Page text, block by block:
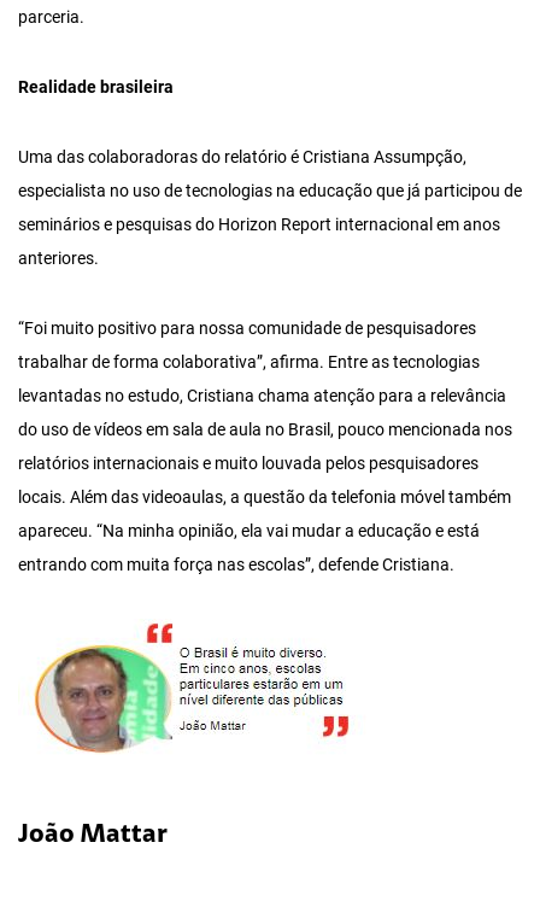
parceria.
Realidade brasileira
Uma das colaboradoras do relatório é Cristiana Assumpção,
especialista no uso de tecnologias na educação que já participou de
seminários e pesquisas do Horizon Report internacional em anos
anteriores.
“Foi muito positivo para nossa comunidade de pesquisadores
trabalhar de forma colaborativa”, afirma. Entre as tecnologias
levantadas no estudo, Cristiana chama atenção para a relevância
do uso de vídeos em sala de aula no Brasil, pouco mencionada nos
relatórios internacionais e muito louvada pelos pesquisadores
locais. Além das videoaulas, a questão da telefonia móvel também
apareceu. “Na minha opinião, ela vai mudar a educação e está
entrando com muita força nas escolas”, defende Cristiana.
João Mattar